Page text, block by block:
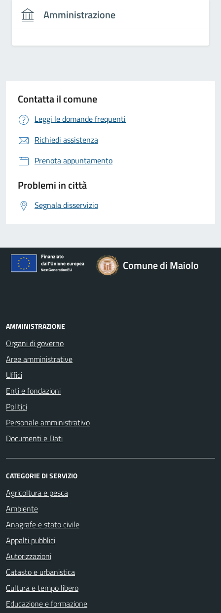
Amministrazione
Contatta il comune
Leggi le domande frequenti
Richiedi assistenza
Prenota appuntamento
Problemi in città
Segnala disservizio
Comune di Maiolo
AMMINISTRAZIONE
Organi di governo
Aree amministrative
Uffici
Enti e fondazioni
Politici
Personale amministrativo
Documenti e Dati
CATEGORIE DI SERVIZIO
Agricoltura e pesca
Ambiente
Anagrafe e stato civile
Appalti pubblici
Autorizzazioni
Catasto e urbanistica
Cultura e tempo libero
Educazione e formazione